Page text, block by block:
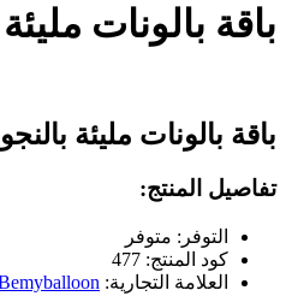
باقة بالونات
باقة بالونات مليئة
تفاصيل المنتج:
التوفر: متوفر
كود المنتج: 477
العلامة التجارية: